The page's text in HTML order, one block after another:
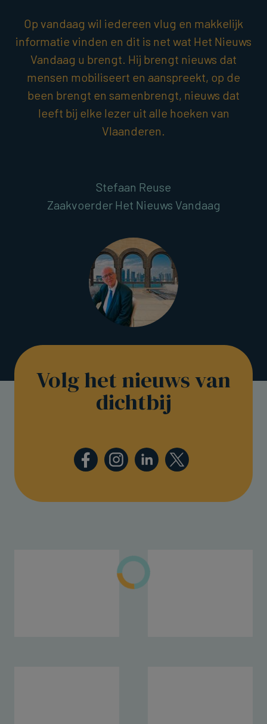
Op vandaag wil iedereen vlug en makkelijk
informatie vinden en dit is net wat Het Nieuws
Vandaag u brengt. Hij brengt nieuws dat
mensen mobiliseert en aanspreekt, op de
been brengt en samenbrengt, nieuws dat
leeft bij elke lezer uit alle hoeken van
Vlaanderen.
Stefaan Reuse
Zaakvoerder Het Nieuws Vandaag
Volg het nieuws van
dichtbij